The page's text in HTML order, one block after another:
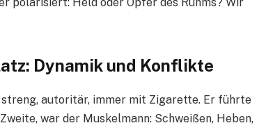
Dynamik und Konflikte
autoritär, immer mit Zigarette. Er führte
war der Muskelmann: Schweißen, Heben,